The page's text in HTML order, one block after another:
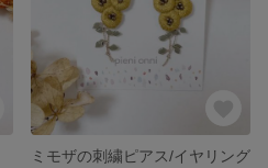
ミモザの刺繍ピアス/イヤリング